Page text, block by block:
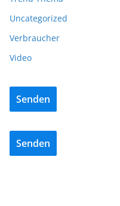
Uncategorized
Verbraucher
Video
Senden
Senden